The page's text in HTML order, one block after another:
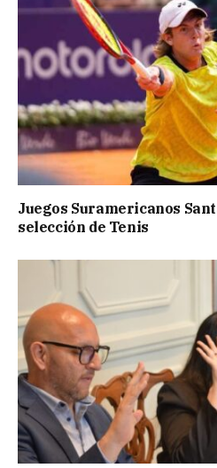
Juegos Suramericanos
selección de Tenis